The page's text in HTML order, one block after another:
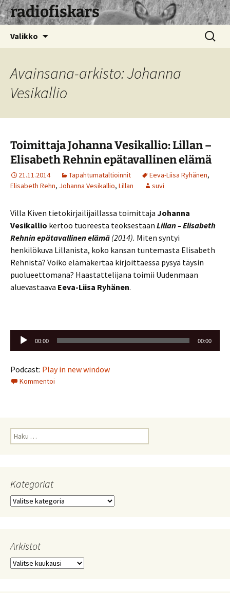
radiofiskars
Valikko Haku:
Avainsana-arkisto: Johanna
Vesikallio
Toimittaja Johanna Vesikallio: Lillan –
Elisabeth Rehnin epätavallinen elämä
21.11.2014 Tapahtumataltioinnit Eeva-Liisa Ryhänen,
Elisabeth Rehn, Johanna Vesikallio, Lillan suvi
Villa Kiven tietokirjailijaillassa toimittaja Johanna
Vesikallio kertoo tuoreesta teoksestaan Lillan – Elisabeth
Rehnin epätavallinen elämä (2014). Miten syntyi
henkilökuva Lillanista, koko kansan tuntemasta Elisabeth
Rehnistä? Voiko elämäkertaa kirjoittaessa pysyä täysin
puolueettomana? Haastattelijana toimii Uudenmaan
aluevastaava Eeva-Liisa Ryhänen.
Äänitoistin
00:00 00:00
Podcast: Play in new window
Kommentoi
Haku:
Kategoriat
Kategoriat
Arkistot
Arkistot